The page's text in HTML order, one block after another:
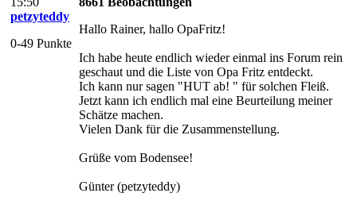
petzyteddy
0-49 Punkte
Hallo Rainer, hallo OpaFritz!
Ich habe heute endlich wieder einmal ins Forum rein
geschaut und die Liste von Opa Fritz entdeckt.
Ich kann nur sagen "HUT ab! " für solchen Fleiß.
Jetzt kann ich endlich mal eine Beurteilung meiner
Schätze machen.
Vielen Dank für die Zusammenstellung.
Grüße vom Bodensee!
Günter (petzyteddy)